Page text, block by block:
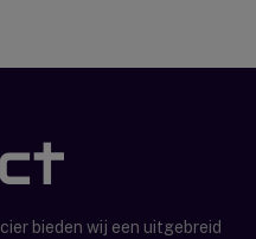
bieden wij een uitgebreid